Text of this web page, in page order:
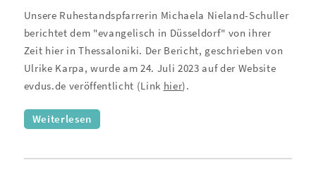
Unsere Ruhestandspfarrerin Michaela Nieland-Schuller
berichtet dem "evangelisch in Düsseldorf" von ihrer
Zeit hier in Thessaloniki. Der Bericht, geschrieben von
Ulrike Karpa, wurde am 24. Juli 2023 auf der Website
evdus.de veröffentlicht (Link hier).
Weiterlesen